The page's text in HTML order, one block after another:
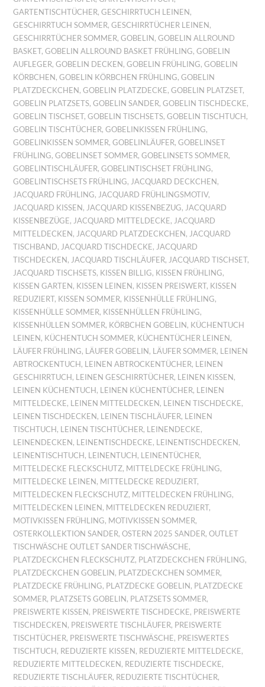
GARTENTISCHTÜCHER,GESCHIRRTUCH LEINEN ,
GESCHIRRTUCH SOMMER,GESCHIRRTÜCHER LEINEN ,
GESCHIRRTÜCHER SOMMER,GOBELIN ,GOBELIN ALLROUND
BASKET,GOBELIN ALLROUND BASKET FRÜHLING,GOBELIN
AUFLEGER,GOBELIN DECKEN ,GOBELIN FRÜHLING,GOBELIN
KÖRBCHEN ,GOBELIN KÖRBCHEN FRÜHLING,GOBELIN
PLATZDECKCHEN ,GOBELIN PLATZDECKE,GOBELIN PLATZSET,
GOBELIN PLATZSETS,GOBELIN SANDER,GOBELIN TISCHDECKE,
GOBELIN TISCHSET,GOBELIN TISCHSETS,GOBELIN TISCHTUCH ,
GOBELIN TISCHTÜCHER,GOBELINKISSEN FRÜHLING,
GOBELINKISSEN SOMMER,GOBELINLÄUFER,GOBELINSET
FRÜHLING,GOBELINSET SOMMER,GOBELINSETS SOMMER,
GOBELINTISCHLÄUFER,GOBELINTISCHSET FRÜHLING,
GOBELINTISCHSETS FRÜHLING, JACQUARD DECKCHEN ,
JACQUARD FRÜHLING, JACQUARD FRÜHLINGSMOTIV,
JACQUARD KISSEN , JACQUARD KISSENBEZUG, JACQUARD
KISSENBEZÜGE, JACQUARD MITTELDECKE, JACQUARD
MITTELDECKEN , JACQUARD PLATZDECKCHEN , JACQUARD
TISCHBAND, JACQUARD TISCHDECKE, JACQUARD
TISCHDECKEN , JACQUARD TISCHLÄUFER, JACQUARD TISCHSET,
JACQUARD TISCHSETS, KISSEN BILLIG, KISSEN FRÜHLING,
KISSEN GARTEN , KISSEN LEINEN , KISSEN PREISWERT, KISSEN
REDUZIERT, KISSEN SOMMER, KISSENHÜLLE FRÜHLING,
KISSENHÜLLE SOMMER, KISSENHÜLLEN FRÜHLING,
KISSENHÜLLEN SOMMER, KÖRBCHEN GOBELIN , KÜCHENTUCH
LEINEN , KÜCHENTUCH SOMMER, KÜCHENTÜCHER LEINEN ,
LÄUFER FRÜHLING, LÄUFER GOBELIN , LÄUFER SOMMER,
LEINEN
ABTROCKENTUCH , LEINEN ABTROCKENTÜCHER,
LEINEN
GESCHIRRTUCH , LEINEN GESCHIRRTÜCHER, LEINEN KISSEN ,
LEINEN KÜCHENTUCH , LEINEN KÜCHENTÜCHER,
LEINEN
MITTELDECKE, LEINEN MITTELDECKEN , LEINEN TISCHDECKE,
LEINEN TISCHDECKEN , LEINEN TISCHLÄUFER,
LEINEN
TISCHTUCH , LEINEN TISCHTÜCHER, LEINENDECKE,
LEINENDECKEN , LEINENTISCHDECKE, LEINENTISCHDECKEN ,
LEINENTISCHTUCH , LEINENTUCH , LEINENTÜCHER,
MITTELDECKE FLECKSCHUTZ, MITTELDECKE FRÜHLING,
MITTELDECKE LEINEN , MITTELDECKE REDUZIERT,
MITTELDECKEN FLECKSCHUTZ, MITTELDECKEN FRÜHLING,
MITTELDECKEN LEINEN , MITTELDECKEN REDUZIERT,
MOTIVKISSEN FRÜHLING, MOTIVKISSEN SOMMER,
OSTERKOLLEKTION SANDER,OSTERN 2025 SANDER,OUTLET
TISCHWÄSCHE OUTLET SANDER TISCHWÄSCHE,
PLATZDECKCHEN FLECKSCHUTZ, PLATZDECKCHEN FRÜHLING,
PLATZDECKCHEN GOBELIN , PLATZDECKCHEN SOMMER,
PLATZDECKE FRÜHLING, PLATZDECKE GOBELIN , PLATZDECKE
SOMMER, PLATZSETS GOBELIN , PLATZSETS SOMMER,
PREISWERTE KISSEN , PREISWERTE TISCHDECKE, PREISWERTE
TISCHDECKEN , PREISWERTE TISCHLÄUFER, PREISWERTE
TISCHTÜCHER, PREISWERTE TISCHWÄSCHE, PREISWERTES
TISCHTUCH , REDUZIERTE KISSEN , REDUZIERTE MITTELDECKE,
REDUZIERTE MITTELDECKEN , REDUZIERTE TISCHDECKE,
REDUZIERTE TISCHLÄUFER, REDUZIERTE TISCHTÜCHER,